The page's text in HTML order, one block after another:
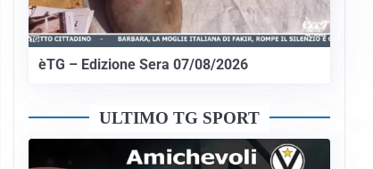
èTG – Edizione Sera 07/08/2026
ULTIMO TG SPORT